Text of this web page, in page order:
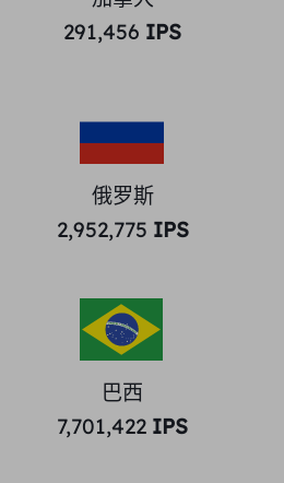
291,456 IPS
俄罗斯
2,952,775 IPS
巴西
7,701,422 IPS